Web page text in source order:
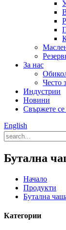
За нас
Често
Индустрии
Новини
Свържете се
English
Бутална
Начало
Продукти
Бутална
Категории